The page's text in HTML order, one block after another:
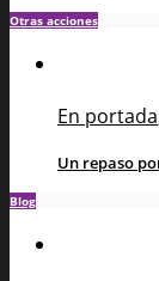
Otras acciones
En portada
Un repaso
Blog